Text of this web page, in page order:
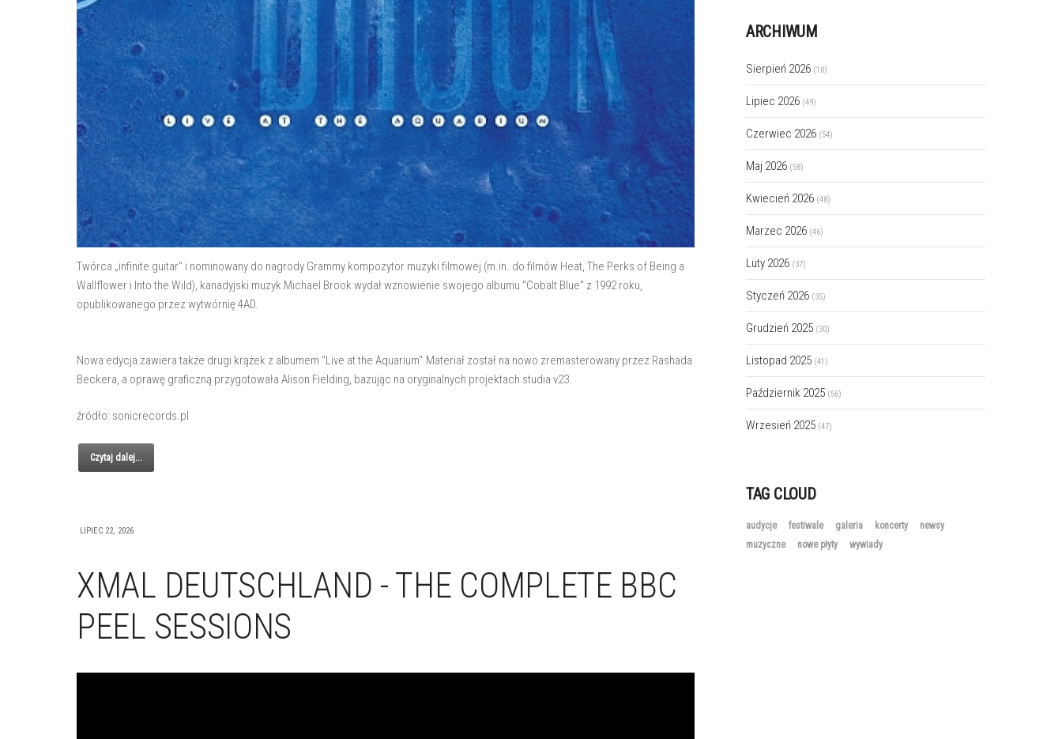
Twórca „infinite guitar" i nominowany do nagrody Grammy kompozytor muzyki filmowej (m.in. do filmów Heat, The Perks of Being a
Wallflower i Into the Wild), kanadyjski muzyk Michael Brook wydał wznowienie swojego albumu "Cobalt Blue" z 1992 roku,
opublikowanego przez wytwórnię 4AD.
Nowa edycja zawiera także drugi krążek z albumem "Live at the Aquarium".Materiał został na nowo zremasterowany przez Rashada
Beckera, a oprawę graficzną przygotowała Alison Fielding, bazując na oryginalnych projektach studia v23.
źródło: sonicrecords.pl
Czytaj dalej...
LIPIEC 22, 2026
XMAL DEUTSCHLAND - THE COMPLETE BBC
PEEL SESSIONS
ARCHIWUM
Sierpień 2026 (10)
Lipiec 2026 (49)
Czerwiec 2026 (54)
Maj 2026 (58)
Kwiecień 2026 (48)
Marzec 2026 (46)
Luty 2026 (37)
Styczeń 2026 (35)
Grudzień 2025 (30)
Listopad 2025 (41)
Październik 2025 (56)
Wrzesień 2025 (47)
TAG CLOUD
audycje festiwale galeria koncerty
newsy
muzyczne
nowe płyty wywiady